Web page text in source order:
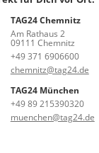
TAG24 Chemnitz
Am Rathaus 2
09111 Chemnitz
+49 371 6906600
chemnitz@tag24.de
TAG24 München
+49 89 215390320
muenchen@tag24.de